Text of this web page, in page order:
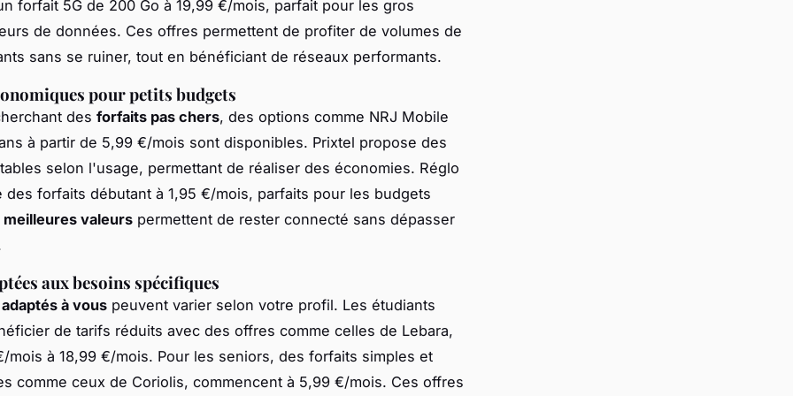
forfait 5G de 200 Go à 19,99 €/mois, parfait pour les gros
de données. Ces offres permettent de profiter de volumes de
sans se ruiner, tout en bénéficiant de réseaux performants.
pour petits budgets
des forfaits pas chers, des options comme NRJ Mobile
à partir de 5,99 €/mois sont disponibles. Prixtel propose des
selon l'usage, permettant de réaliser des économies. Réglo
des forfaits débutant à 1,95 €/mois, parfaits pour les budgets
meilleures valeurs permettent de rester connecté sans dépasser
aux besoins spécifiques
à vous peuvent varier selon votre profil. Les étudiants
de tarifs réduits avec des offres comme celles de Lebara,
mois à 18,99 €/mois. Pour les seniors, des forfaits simples et
comme ceux de Coriolis, commencent à 5,99 €/mois. Ces offres